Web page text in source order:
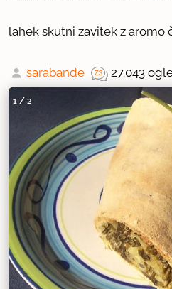
lahek skutni zavitek z aromo
sarabande 27.043
1 / 2